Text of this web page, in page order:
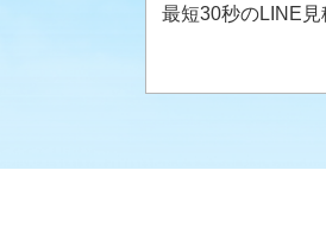
最短30秒のLINE見